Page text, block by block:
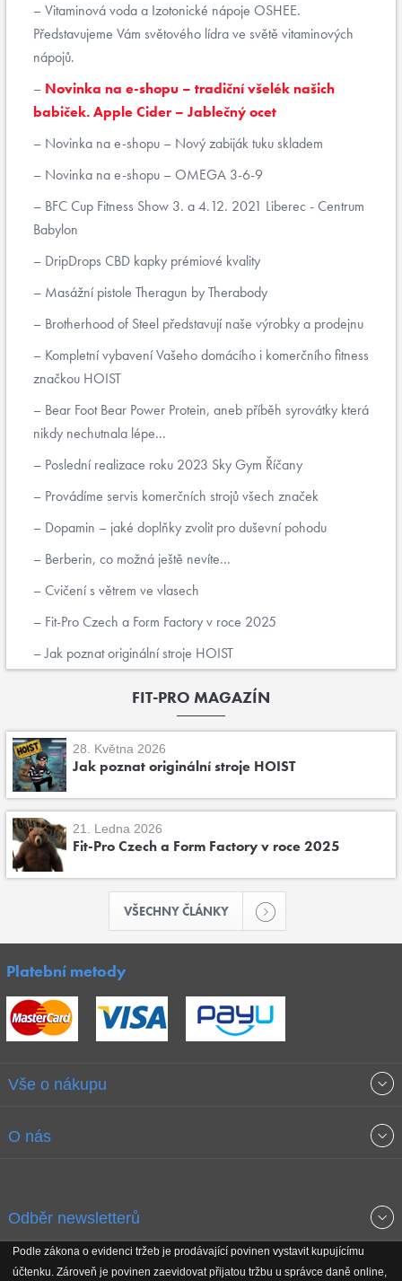
Vitaminová voda a Izotonické nápoje OSHEE.
Představujeme Vám světového lídra ve světě vitaminových
nápojů.
Novinka na e-shopu – tradiční všelék našich
babiček. Apple Cider – Jablečný ocet
Novinka na e-shopu – Nový zabiják tuku skladem
Novinka na e-shopu – OMEGA 3-6-9
BFC Cup Fitness Show 3. a 4.12. 2021 Liberec - Centrum
Babylon
DripDrops CBD kapky prémiové kvality
Masážní pistole Theragun by Therabody
Brotherhood of Steel představují naše výrobky a prodejnu
Kompletní vybavení Vašeho domácího i komerčního fitness
značkou HOIST
Bear Foot Bear Power Protein, aneb příběh syrovátky která
nikdy nechutnala lépe...
Poslední realizace roku 2023 Sky Gym Říčany
Provádíme servis komerčních strojů všech značek
Dopamin – jaké doplňky zvolit pro duševní pohodu
Berberin, co možná ještě nevíte...
Cvičení s větrem ve vlasech
Fit-Pro Czech a Form Factory v roce 2025
Jak poznat originální stroje HOIST
FIT-PRO MAGAZÍN
28. Května 2026
Jak poznat originální stroje HOIST
21. Ledna 2026
Fit-Pro Czech a Form Factory v roce 2025
VŠECHNY ČLÁNKY
Platební metody
Vše o nákupu
Obchodní podmínky
O nás
Odběr newsletterů
Získejte přehled o novinkách, slevách, akčním zboží a upozornění
Podle zákona o evidenci tržeb je prodávající povinen vystavit kupujícímu
účtenku. Zároveň je povinen zaevidovat přijatou tržbu u správce daně online,